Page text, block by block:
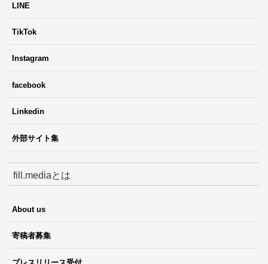
LINE
TikTok
Instagram
facebook
Linkedin
外部サイト集
fill.mediaとは
About us
寄稿者募集